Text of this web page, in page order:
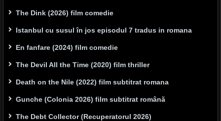
The Dink (2026) film comedie
Istanbul cu susul în jos episodul 7 tradus in romana
En fanfare (2024) film comedie
The Devil All the Time (2020) film thriller
Death on the Nile (2022) film subtitrat romana
Gunche (Colonia 2026) film subtitrat română
The Debt Collector (Recuperatorul 2026)